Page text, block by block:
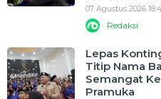
07 Agustus 2026
Redaksi
Lepas
Titip Nama
Semangat
Pramuka